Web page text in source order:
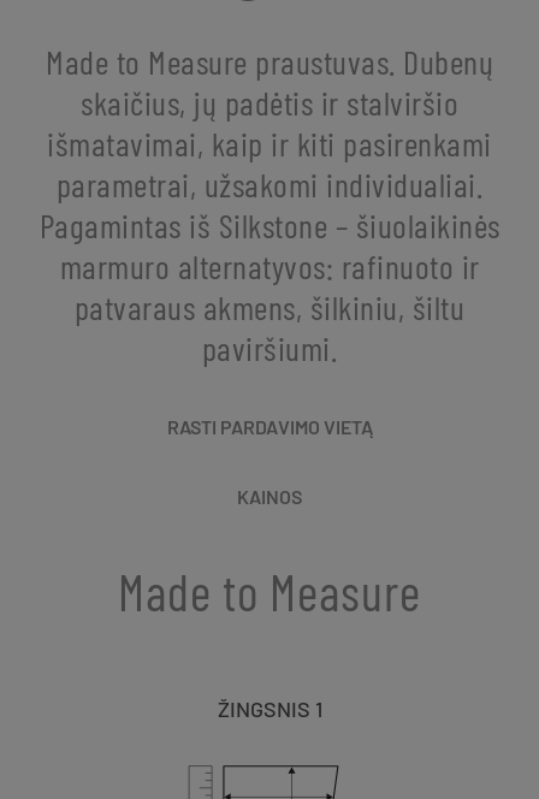
Made to Measure praustuvas. Dubenų
skaičius, jų padėtis ir stalviršio
išmatavimai, kaip ir kiti pasirenkami
parametrai, užsakomi individualiai.
Pagamintas iš Silkstone – šiuolaikinės
marmuro alternatyvos: rafinuoto ir
patvaraus akmens, šilkiniu, šiltu
paviršiumi.
RASTI PARDAVIMO VIETĄ
KAINOS
Made to Measure
ŽINGSNIS 1